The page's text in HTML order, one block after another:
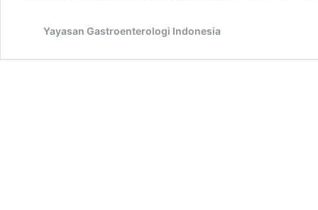
Yayasan Gastroenterologi Indonesia